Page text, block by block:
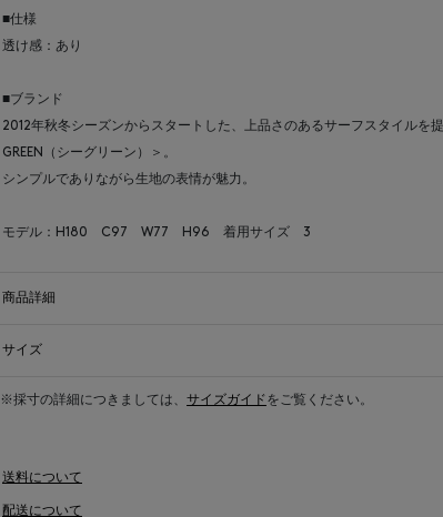
■仕様
透け感：あり
■ブランド
2012年秋冬シーズンからスタートした、上品さのあるサーフスタイルを
GREEN（シーグリーン）＞。
シンプルでありながら生地の表情が魅力。
モデル：H180 C97 W77 H96 着用サイズ 3
商品詳細
サイズ
※採寸の詳細につきましては、 サイズガイドをご覧ください。
送料について
配送について